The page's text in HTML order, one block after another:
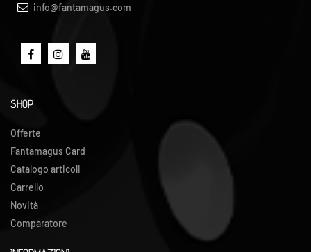
info@fantamagus.com
SHOP
Offerte
Fantamagus Card
Catalogo articoli
Carrello
Novità
Comparatore